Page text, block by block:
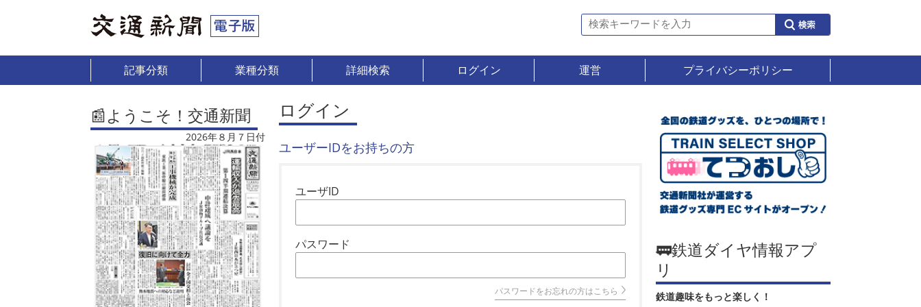
記事分類 業種分類 詳細検索 ログイン 運営 プライバシーポリシー
📰ようこそ！交通新聞
2026年８月７日付
ログイン
ユーザーIDをお持ちの方
ユーザID
パスワード
パスワードをお忘れの方はこちら
🚃鉄道ダイヤ情報アプ
リ
鉄道趣味をもっと楽しく！